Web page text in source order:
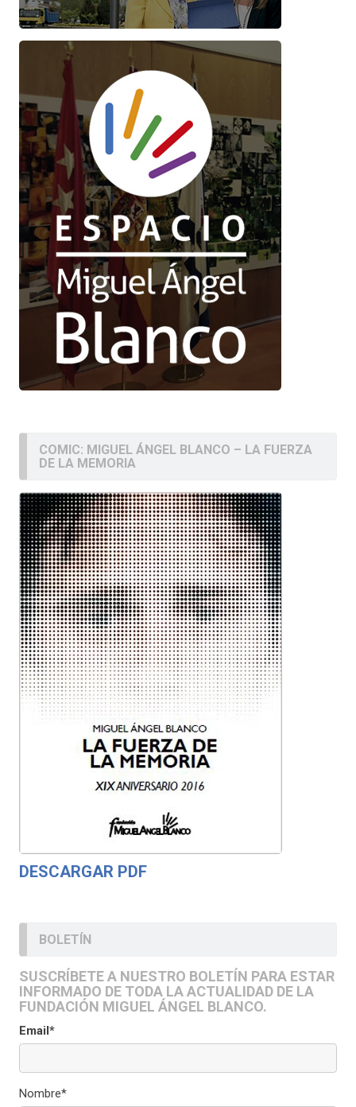
COMIC: MIGUEL ÁNGEL BLANCO – LA FUERZA
DE LA MEMORIA
DESCARGAR PDF
BOLETÍN
SUSCRÍBETE A NUESTRO BOLETÍN PARA ESTAR
INFORMADO DE TODA LA ACTUALIDAD DE LA
FUNDACIÓN MIGUEL ÁNGEL BLANCO.
Email*
Nombre*